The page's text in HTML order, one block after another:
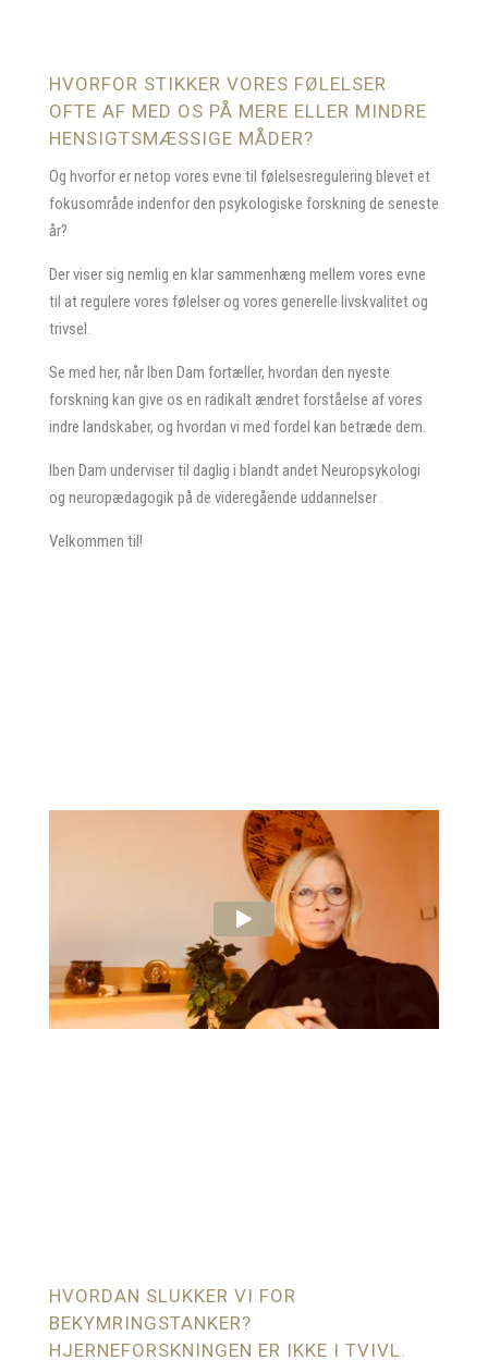
HVORFOR STIKKER VORES FØLELSER
OFTE AF MED OS PÅ MERE ELLER MINDRE
HENSIGTSMÆSSIGE MÅDER?
Og hvorfor er netop vores evne til følelsesregulering blevet et
fokusområde indenfor den psykologiske forskning de seneste
år?
Der viser sig nemlig en klar sammenhæng mellem vores evne
til at regulere vores følelser og vores generelle livskvalitet og
trivsel.
Se med her, når Iben Dam fortæller, hvordan den nyeste
forskning kan give os en radikalt ændret forståelse af vores
indre landskaber, og hvordan vi med fordel kan betræde dem.
Iben Dam underviser til daglig i blandt andet Neuropsykologi
og neuropædagogik på de videregående uddannelser .
Velkommen til!
HVORDAN SLUKKER VI FOR
BEKYMRINGSTANKER?
HJERNEFORSKNINGEN ER IKKE I TVIVL.